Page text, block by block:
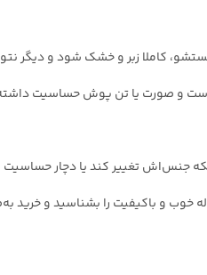
کاملا زبر و خشک شود و دیگر
دست و صورت یا تن پوش حساسیت
جنس‌اش تغییر کند یا دچار
خوب و باکیفیت را بشناسید و خرید